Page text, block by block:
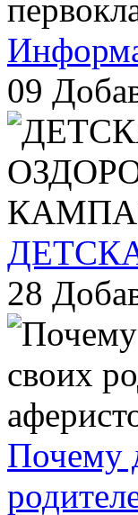
09
28
Почему